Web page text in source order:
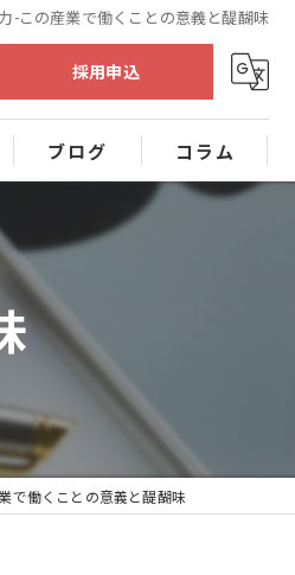
-この産業で働くことの意義と醍醐味
採用申込
ブログ コラム
で働くことの意義と醍醐味